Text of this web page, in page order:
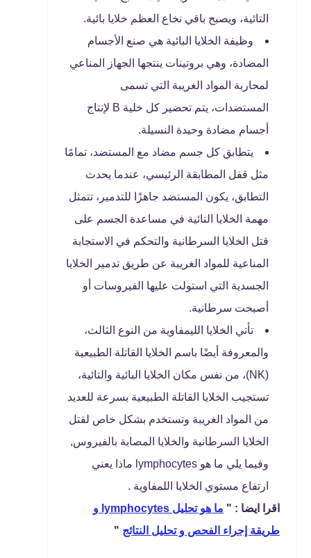
التائية، ويصبح باقي نخاع العظم خلايا بائية.
وظيفة الخلايا البائية هي صنع الأجسام
المضادة، وهي بروتينات ينتجها الجهاز المناعي
لمحاربة المواد الغريبة التي تسمى
المستضدات، يتم تحضير كل خلية B لإنتاج
أجسام مضادة وحيدة النسيلة.
يتطابق كل جسم مضاد مع المستضد، تمامًا
مثل قفل المطابقة الرئيسي، عندما يحدث
التطابق، يكون المستضد جاهزًا للتدمير، تتمثل
مهمة الخلايا التائية في مساعدة الجسم على
قتل الخلايا السرطانية والتحكم في الاستجابة
المناعية للمواد الغريبة عن طريق تدمير الخلايا
الجسدية التي استولت عليها الفيروسات أو
أصبحت سرطانية.
تأتي الخلايا الليمفاوية من النوع الثالث،
والمعروفة أيضًا باسم الخلايا القاتلة الطبيعية
(NK)، من نفس مكان الخلايا البائية والتائية،
تستجيب الخلايا القاتلة الطبيعية بسرعة للعديد
من المواد الغريبة وتستخدم بشكل خاص لقتل
الخلايا السرطانية والخلايا المصابة بالفيروس,
وفيما يلي ما هو lymphocytes ماذا يعني
ارتفاع مستوي الخلايا اللمفاوية .
اقرا ايضا : "
ما هو تحليل lymphocytes و
طريقة إجراء الفحص و تحليل النتائج "